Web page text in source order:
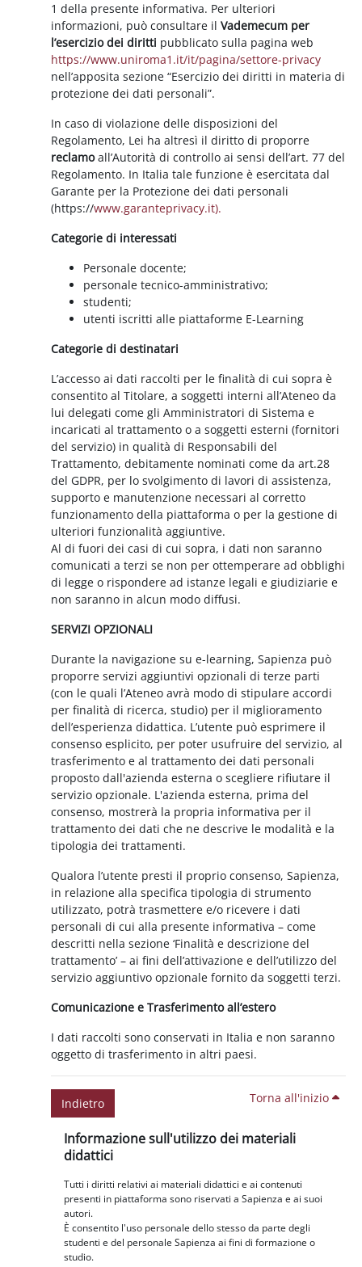
1 della presente informativa. Per ulteriori
informazioni, può consultare ilVademecum per
l’esercizio dei diritti pubblicato sulla pagina web
https://www.uniroma1.it/it/pagina/settore-privacy
nell’apposita sezione “Esercizio dei diritti in materia di
protezione dei dati personali”.
In caso di violazione delle disposizioni del
Regolamento, Lei ha altresì il diritto di proporre
reclamoall’Autorità di controllo ai sensi dell’art. 77 del
Regolamento. In Italia tale funzione è esercitata dal
Garante per la Protezione dei dati personali
(https://www.garanteprivacy.it).
Categorie di interessati
Personale docente;
personale tecnico-amministrativo;
studenti;
utenti iscritti alle piattaforme E-Learning
Categorie di destinatari
L’accesso ai dati raccolti per le finalità di cui sopra è
consentito al Titolare, a soggetti interni all’Ateneo da
lui delegati come gli Amministratori di Sistema e
incaricati al trattamento o a soggetti esterni (fornitori
del servizio) in qualità di Responsabili del
Trattamento, debitamente nominati come da art.28
del GDPR, per lo svolgimento di lavori di assistenza,
supporto e manutenzione necessari al corretto
funzionamento della piattaforma o per la gestione di
ulteriori funzionalità aggiuntive.
Al di fuori dei casi di cui sopra, i dati non saranno
comunicati a terzi se non per ottemperare ad obblighi
di legge o rispondere ad istanze legali e giudiziarie e
non saranno in alcun modo diffusi.
SERVIZI OPZIONALI
Durante la navigazione su e-learning, Sapienza può
proporre servizi aggiuntivi opzionali di terze parti
(con le quali l’Ateneo avrà modo di stipulare accordi
per finalità di ricerca, studio) per il miglioramento
dell’esperienza didattica. L’utente può esprimere il
consenso esplicito, per poter usufruire del servizio, al
trasferimento e al trattamento dei dati personali
proposto dall'azienda esterna o scegliere rifiutare il
servizio opzionale. L'azienda esterna, prima del
consenso, mostrerà la propria informativa per il
trattamento dei dati che ne descrive le modalità e la
tipologia dei trattamenti.
Qualora l’utente presti il proprio consenso, Sapienza,
in relazione alla specifica tipologia di strumento
utilizzato, potrà trasmettere e/o ricevere i dati
personali di cui alla presente informativa – come
descritti nella sezione ‘Finalità e descrizione del
trattamento’ – ai fini dell’attivazione e dell’utilizzo del
servizio aggiuntivo opzionale fornito da soggetti terzi.
Comunicazione e Trasferimento all’estero
I dati raccolti sono conservati in Italia e non saranno
oggetto di trasferimento in altri paesi.
Indietro Torna all'inizio
Blocchi
Informazione sull'utilizzo dei materiali
didattici
Tutti i diritti relativi ai materiali didattici e ai contenuti
presenti in piattaforma sono riservati a Sapienza e ai suoi
autori.
È consentito l'uso personale dello stesso da parte degli
studenti e del personale Sapienza ai fini di formazione o
studio.